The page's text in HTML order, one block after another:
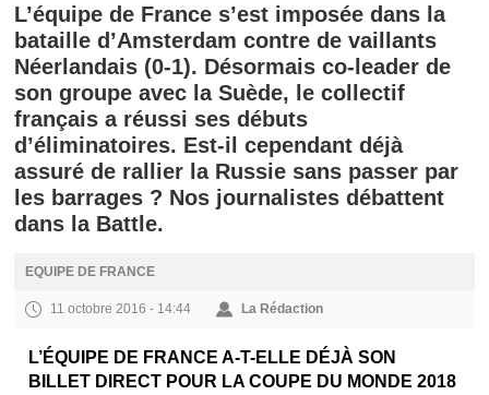
L’équipe de France s’est imposée dans la
bataille d’Amsterdam contre de vaillants
Néerlandais (0-1). Désormais co-leader de
son groupe avec la Suède, le collectif
français a réussi ses débuts
d’éliminatoires. Est-il cependant déjà
assuré de rallier la Russie sans passer par
les barrages ? Nos journalistes débattent
dans la Battle.
EQUIPE DE FRANCE
11 octobre 2016 - 14:44 La Rédaction
L’ÉQUIPE DE FRANCE A-T-ELLE DÉJÀ SON
BILLET DIRECT POUR LA COUPE DU MONDE 2018